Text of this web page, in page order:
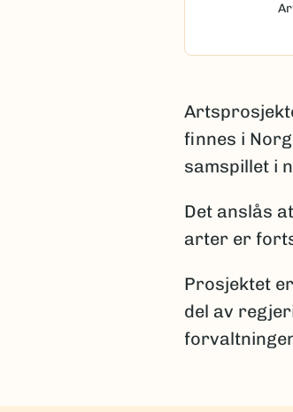
finnes i
samspillet i
Det anslås
arter er
Prosjektet
del av